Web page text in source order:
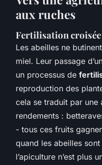
aux ruches
Fertilisation
Les abeilles ne
miel. Leur passage
un processus de
reproduction des
cela se traduit par une
rendements :
- tous ces fruits
quand les abeilles
l’apiculture n’est plus